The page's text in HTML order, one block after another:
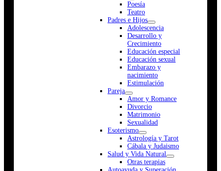
Poesía
Teatro
Padres e Hijos
Adolescencia
Desarrollo y
Crecimiento
Educación especial
Educación sexual
Embarazo y
nacimiento
Estimulación
Pareja
Amor y Romance
Divorcio
Matrimonio
Sexualidad
Esoterismo
Astrología y Tarot
Cábala y Judaismo
Salud y Vida Natural
Otras terapias